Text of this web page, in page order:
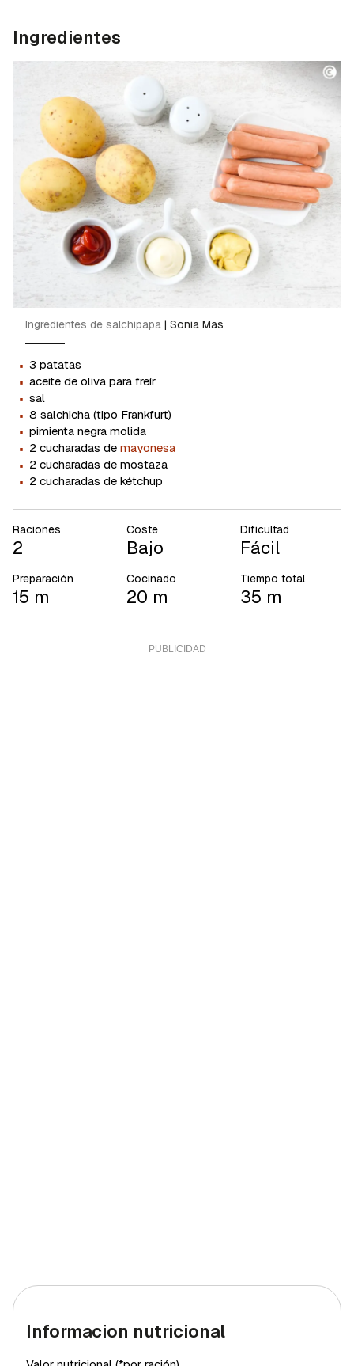
Ingredientes
Ingredientes de salchipapa | Sonia Mas
· 3 patatas
· aceite de oliva para freír
· sal
· 8 salchicha (tipo Frankfurt)
· pimienta negra molida
· 2 cucharadas de mayonesa
· 2 cucharadas de mostaza
· 2 cucharadas de kétchup
Raciones
2
Coste
Bajo
Dificultad
Fácil
Preparación
15 m
Cocinado
20 m
Tiempo total
35 m
Informacion nutricional